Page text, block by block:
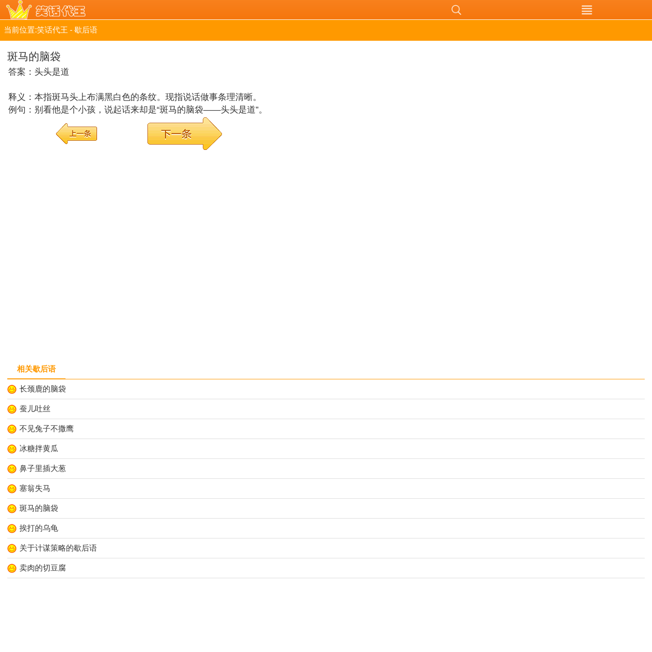
当前位置:笑话代王 - 歇后语
斑马的脑袋
答案：头头是道
释义：本指斑马头上布满黑白色的条纹。现指说话做事条理清晰。
例句：别看他是个小孩，说起话来却是“斑马的脑袋——头头是道”。
相关歇后语
长颈鹿的脑袋
蚕儿吐丝
不见兔子不撒鹰
冰糖拌黄瓜
鼻子里插大葱
塞翁失马
斑马的脑袋
挨打的乌龟
关于计谋策略的歇后语
卖肉的切豆腐